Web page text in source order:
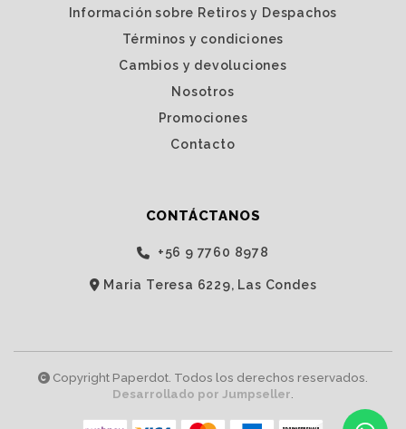
Información sobre Retiros y Despachos
Términos y condiciones
Cambios y devoluciones
Nosotros
Promociones
Contacto
CONTÁCTANOS
‭+56 9 7760 8978‬
Maria Teresa 6229, Las Condes
Copyright Paperdot. Todos los derechos reservados.
Desarrollado por Jumpseller.